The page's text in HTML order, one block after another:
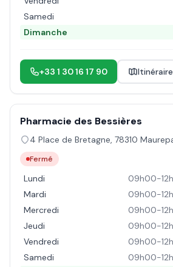
Samedi
Dimanche
+33 1 30 16 17 90 Itinéraire
Pharmacie des Bessières
4 Place de Bretagne, 78310
Fermé
Lundi
09h00-
Mardi
09h00-
Mercredi
09h00-
Jeudi
09h00-
Vendredi
09h00-
Samedi
09h00-